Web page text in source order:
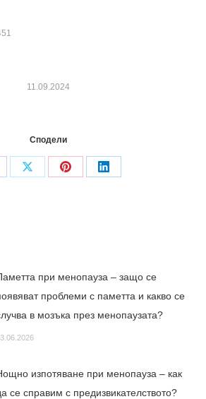
11.09.2024
Сподели
Share
Share
Share
при менопауза – защо се
проблеми с паметта и какво се
в мозъка през менопаузата?
изпотяване при менопауза – как
се справим с предизвикателството?